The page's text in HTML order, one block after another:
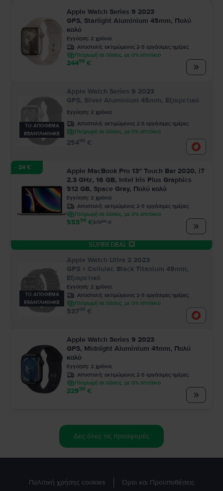
Apple Watch Series 9 2023
GPS, Starlight Aluminium 45mm, Πολύ
καλό
Εγγύηση: 2 χρόνια
Αποστολή: εκτιμώμενος 2-5 εργάσιμες ημέρες
Πληρωμή σε δόσεις, με 0% επιτόκιο
24499 €
ΤΟ ΑΠΟΘΕΜΑ
ΕΞΑΝΤΛΗΘΗΚΕ
Apple Watch Series 9 2023
GPS, Silver Aluminium 45mm, Εξαιρετικό
Εγγύηση: 2 χρόνια
Αποστολή: εκτιμώμενος 2-5 εργάσιμες ημέρες
Πληρωμή σε δόσεις, με 0% επιτόκιο
25499 €
- 24 €
Apple MacBook Pro 13″ Touch Bar 2020, i7
2.3 GHz, 16 GB, Intel Iris Plus Graphics
512 GB, Space Gray, Πολύ καλό
Εγγύηση: 2 χρόνια
Αποστολή: εκτιμώμενος 2-5 εργάσιμες ημέρες
Πληρωμή σε δόσεις, με 0% επιτόκιο
55599 €57999€
SUPER DEAL 💥
ΤΟ ΑΠΟΘΕΜΑ
ΕΞΑΝΤΛΗΘΗΚΕ
Apple Watch Ultra 2 2023
GPS + Cellular, Black Titanium 49mm,
Εξαιρετικό
Εγγύηση: 2 χρόνια
Αποστολή: εκτιμώμενος 2-5 εργάσιμες ημέρες
Πληρωμή σε δόσεις, με 0% επιτόκιο
53799 €
Apple Watch Series 9 2023
GPS, Midnight Aluminium 41mm, Πολύ
καλό
Εγγύηση: 2 χρόνια
Αποστολή: εκτιμώμενος 2-5 εργάσιμες ημέρες
Πληρωμή σε δόσεις, με 0% επιτόκιο
22999 €
Δες όλες τις προσφορές
Πολιτική χρήσης cookies Όροι και Προϋποθέσεις